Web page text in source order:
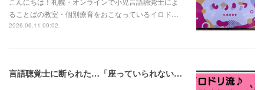
ることばの教室・個別療育をおこなっているイロド…
2026.06.11 09:02
言語聴覚士に断られた…「座っていられない子は言語訓練できない？」と言われたお母さんへ